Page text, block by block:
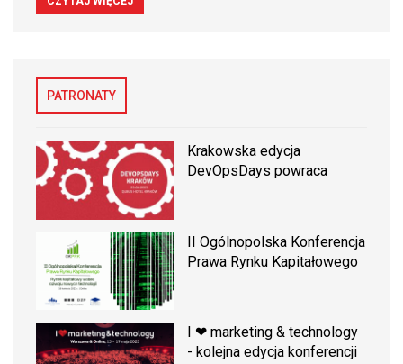
PATRONATY
Krakowska edycja
DevOpsDays powraca
II Ogólnopolska Konferencja
Prawa Rynku Kapitałowego
I ❤ marketing & technology
- kolejna edycja konferencji